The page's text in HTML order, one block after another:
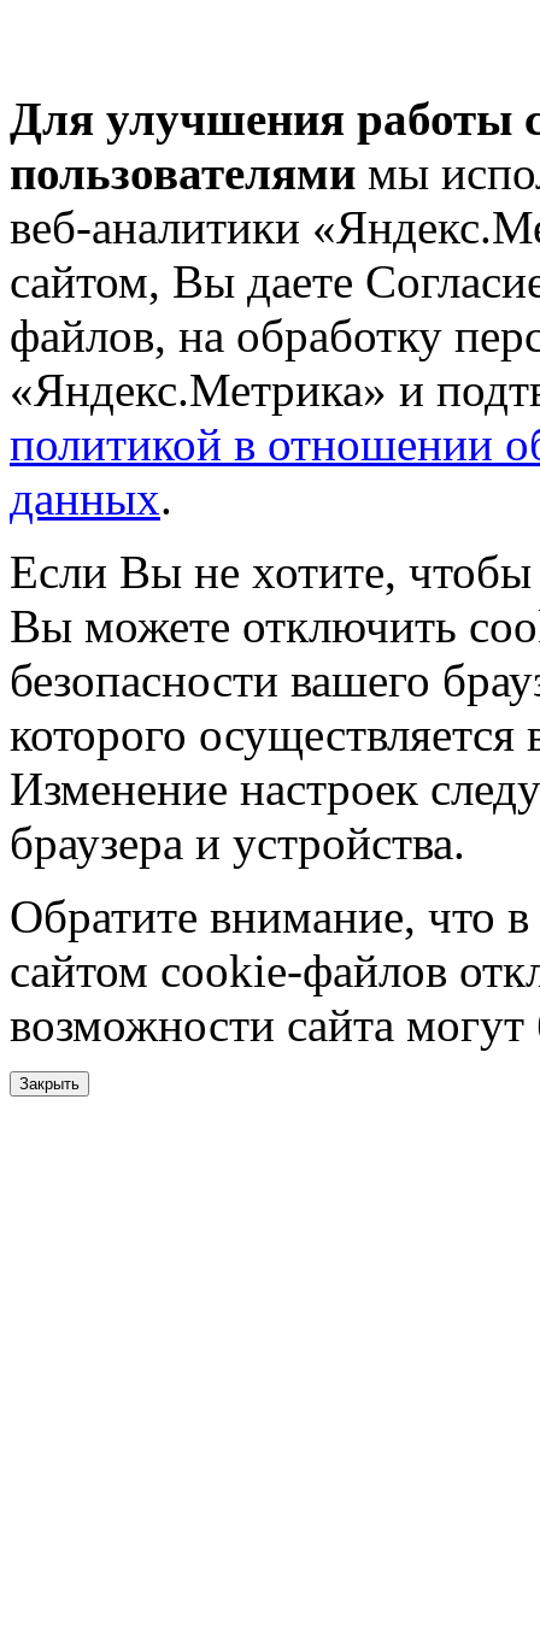
Для улучшения работы
пользователями мы
веб-аналитики
сайтом, Вы даете
файлов, на обработку
«Яндекс.Метрика» и
политикой в отношении
данных.
Если Вы не хотите,
Вы можете отключить
безопасности вашего
которого
Изменение настроек
браузера и устройства.
Обратите внимание, что в
сайтом cookie-файлов
возможности сайта
Закрыть